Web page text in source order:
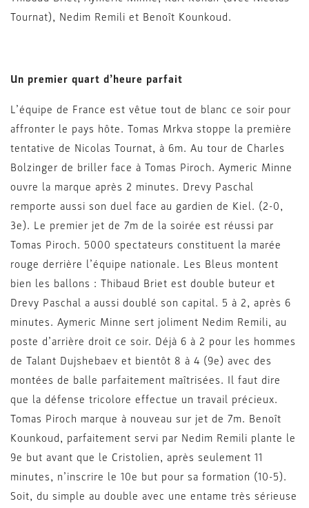
Tournat), Nedim Remili et Benoît Kounkoud.
Un premier quart d’heure parfait
L’équipe de France est vêtue tout de blanc ce soir pour
affronter le pays hôte. Tomas Mrkva stoppe la première
tentative de Nicolas Tournat, à 6m. Au tour de Charles
Bolzinger de briller face à Tomas Piroch. Aymeric Minne
ouvre la marque après 2 minutes. Drevy Paschal
remporte aussi son duel face au gardien de Kiel. (2-0,
3e). Le premier jet de 7m de la soirée est réussi par
Tomas Piroch. 5000 spectateurs constituent la marée
rouge derrière l’équipe nationale. Les Bleus montent
bien les ballons : Thibaud Briet est double buteur et
Drevy Paschal a aussi doublé son capital. 5 à 2, après 6
minutes. Aymeric Minne sert joliment Nedim Remili, au
poste d’arrière droit ce soir. Déjà 6 à 2 pour les hommes
de Talant Dujshebaev et bientôt 8 à 4 (9e) avec des
montées de balle parfaitement maîtrisées. Il faut dire
que la défense tricolore effectue un travail précieux.
Tomas Piroch marque à nouveau sur jet de 7m. Benoît
Kounkoud, parfaitement servi par Nedim Remili plante le
9e but avant que le Cristolien, après seulement 11
minutes, n’inscrire le 10e but pour sa formation (10-5).
Soit, du simple au double avec une entame très sérieuse